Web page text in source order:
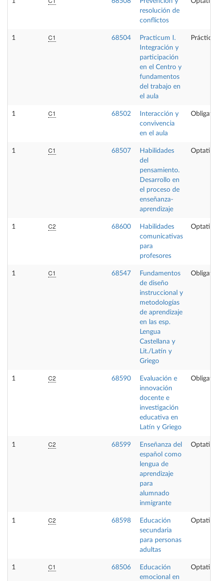
resolución de
conflictos
1 C1 68504
Practicum I.
Integración y
participación
en el Centro y
fundamentos
del trabajo en
el aula
1 C1 68502
Interacción y
convivencia
en el aula
1 C1 68507
Habilidades
del
pensamiento.
Desarrollo en
el proceso de
enseñanza-
aprendizaje
Optativa
1 C2 68600
Habilidades
comunicativas
para
profesores
Optativa
1 C1 68547
Fundamentos
de diseño
instruccional y
metodologías
de aprendizaje
en las esp.
Lengua
Castellana y
Lit./Latín y
Griego
1 C2 68590
Evaluación e
innovación
docente e
investigación
educativa en
Latín y Griego
1 C2 68599
Enseñanza del
español como
lengua de
aprendizaje
para
alumnado
inmigrante
Optativa
1 C2 68598
Educación
secundaria
para personas
adultas
Optativa
1 C1 68506
Educación
emocional en
Optativa